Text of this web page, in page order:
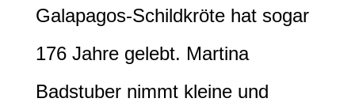
Galapagos-Schildkröte hat sogar
176 Jahre gelebt. Martina
Badstuber nimmt kleine und